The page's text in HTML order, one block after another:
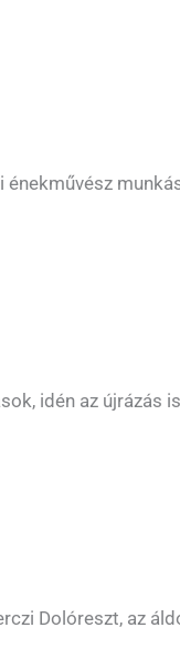
idén az újrázás
Dolóreszt, az